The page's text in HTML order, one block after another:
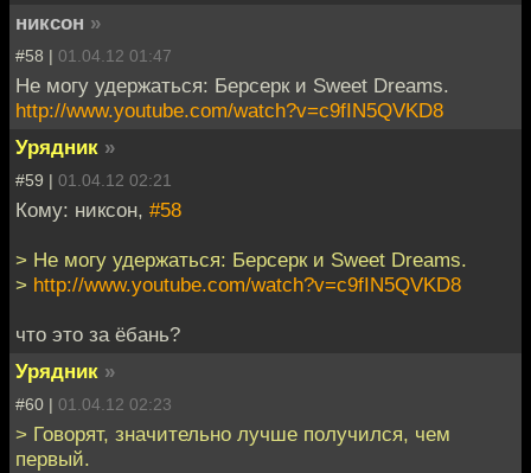
никсон »
#58 | 01.04.12 01:47
Не могу удержаться: Берсерк и Sweet Dreams.
http://www.youtube.com/watch?v=c9fIN5QVKD8
Урядник »
#59 | 01.04.12 02:21
Кому: никсон, #58
> Не могу удержаться: Берсерк и Sweet Dreams.
> http://www.youtube.com/watch?v=c9fIN5QVKD8
что это за ёбань?
Урядник »
#60 | 01.04.12 02:23
> Говорят, значительно лучше получился, чем
первый.